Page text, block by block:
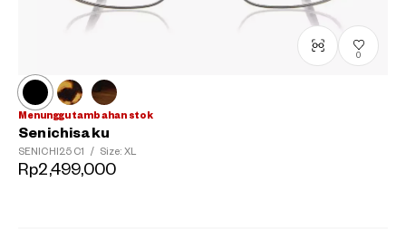
0
Menunggu tambahan stok
Senichisaku
SENICHI25 C1 / Size: XL
Rp2,499,000